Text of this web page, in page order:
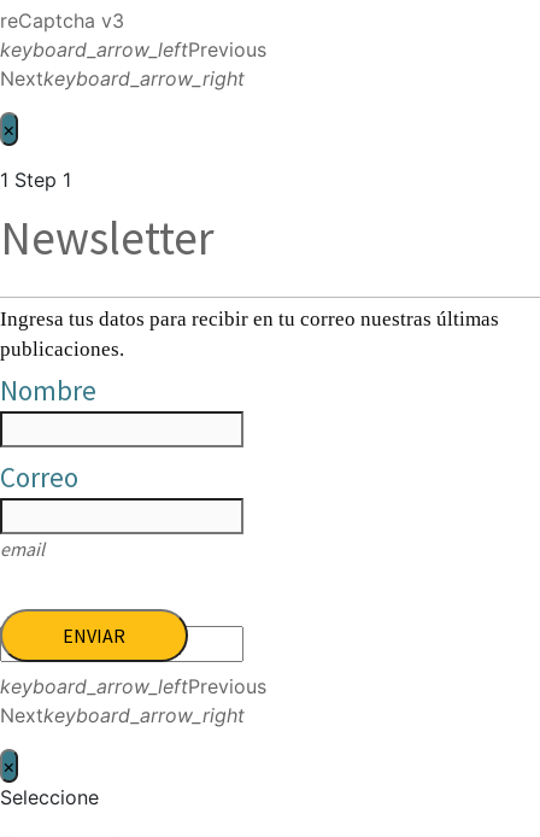
reCaptcha v3
keyboard_arrow_leftPrevious
Nextkeyboard_arrow_right
×
1 Step 1
Newsletter
Ingresa tus datos para recibir en tu correo nuestras últimas
publicaciones.
Nombre
Correo
email
ENVIAR
keyboard_arrow_leftPrevious
Nextkeyboard_arrow_right
×
Seleccione